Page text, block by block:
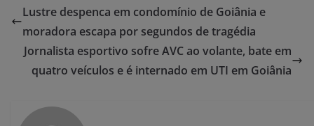
Lustre despenca em condomínio de Goiânia e
moradora escapa por segundos de tragédia
Jornalista esportivo sofre AVC ao volante, bate em
quatro veículos e é internado em UTI em Goiânia